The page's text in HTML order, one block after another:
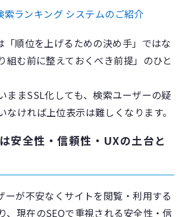
ランキング システムのご紹介
「順位を上げるための決め手」ではな
組む前に整えておくべき前提」のひと
ままSSL化しても、検索ユーザーの疑
なければ上位表示は難しくなります。
安全性・信頼性・UXの土台と
ーが不安なくサイトを閲覧・利用する
、現在のSEOで重視される安全性・信